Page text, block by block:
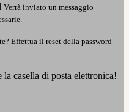
Verrà inviato un messaggio
Effettua il reset della password
casella di posta elettronica!